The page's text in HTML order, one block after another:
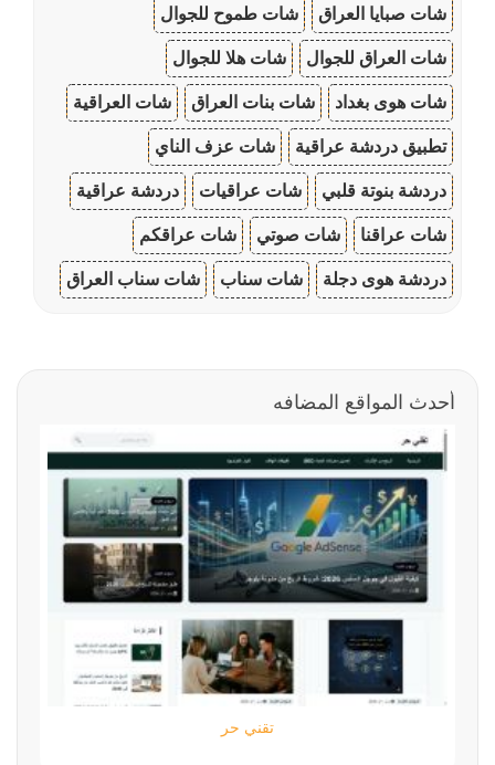
شات صبايا العراق شات طموح للجوال
شات العراق للجوال شات هلا للجوال
شات هوى بغداد شات بنات العراق شات العراقية
تطبيق دردشة عراقية شات عزف الناي
دردشة بنوتة قلبي شات عراقيات دردشة عراقية
شات عراقنا شات صوتي شات عراقكم
دردشة هوى دجلة شات سناب شات سناب العراق
أحدث المواقع المضافه
تقني حر